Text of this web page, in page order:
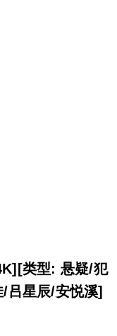
类型: 悬疑/犯
吕星辰/安悦溪]